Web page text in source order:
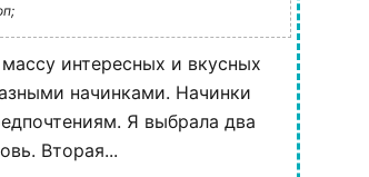
интересных и вкусных
начинками. Начинки
Я выбрала два
Вторая...